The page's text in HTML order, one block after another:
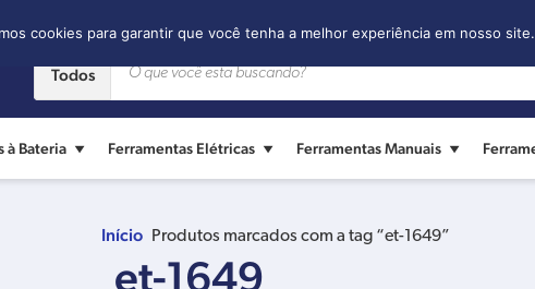
Todos
à Bateria Ferramentas Elétricas Ferramentas Manuais
Início Produtos marcados com a tag “et-1649”
et-1649
cookies para garantir que você tenha a melhor experiência em nosso site.